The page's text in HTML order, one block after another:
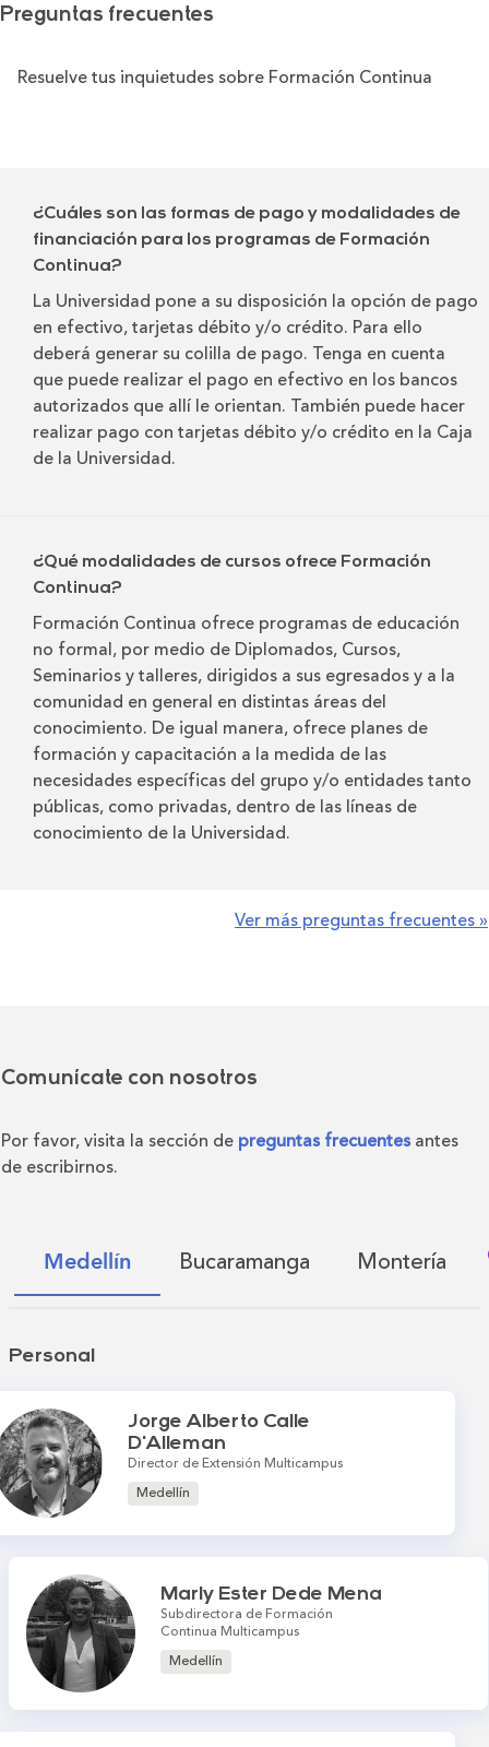
Preguntas frecuentes
Resuelve tus inquietudes sobre Formación Continua
¿Cuáles son las formas de pago y modalidades de
financiación para los programas de Formación
Continua?
La Universidad pone a su disposición la opción de pago
en efectivo, tarjetas débito y/o crédito. Para ello
deberá generar su colilla de pago. Tenga en cuenta
que puede realizar el pago en efectivo en los bancos
autorizados que allí le orientan. También puede hacer
realizar pago con tarjetas débito y/o crédito en la Caja
de la Universidad.
¿Qué modalidades de cursos ofrece Formación
Continua?
Formación Continua ofrece programas de educación
no formal, por medio de Diplomados, Cursos,
Seminarios y talleres, dirigidos a sus egresados y a la
comunidad en general en distintas áreas del
conocimiento. De igual manera, ofrece planes de
formación y capacitación a la medida de las
necesidades específicas del grupo y/o entidades tanto
públicas, como privadas, dentro de las líneas de
conocimiento de la Universidad.
Ver más preguntas frecuentes »
Comunícate con nosotros
Por favor, visita la sección de preguntas frecuentes antes
de escribirnos.
Medellín Bucaramanga Montería
Personal
Jorge Alberto Calle
D'Alleman
Director de Extensión Multicampus
Medellín
Marly Ester Dede Mena
Subdirectora de Formación
Continua Multicampus
Medellín